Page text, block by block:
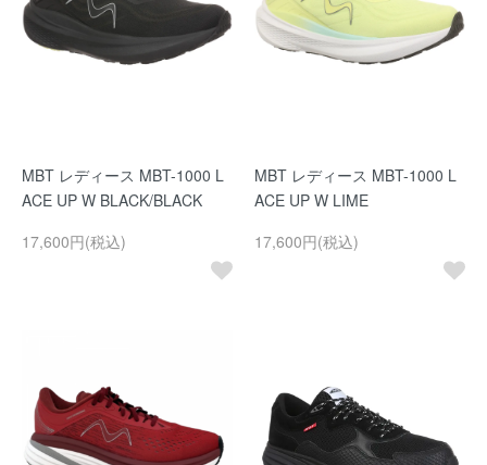
MBT レディース MBT-1000 L
ACE UP W BLACK/BLACK
17,600円(税込)
MBT レディース MBT-1000 L
ACE UP W LIME
17,600円(税込)